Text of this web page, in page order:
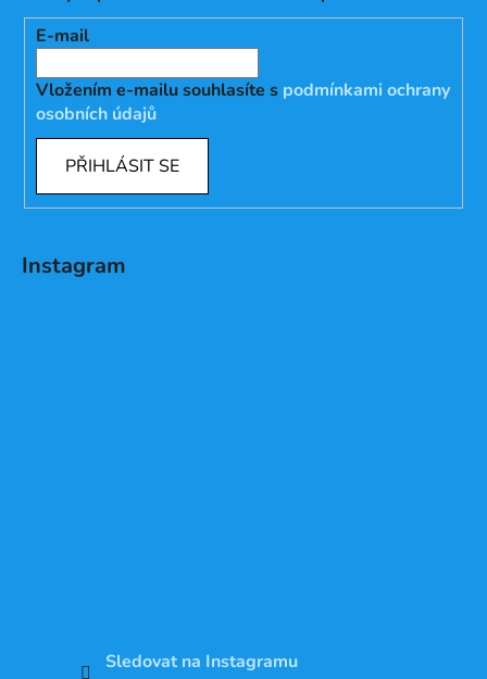
E-mail
Vložením e-mailu souhlasíte s podmínkami ochrany
osobních údajů
PŘIHLÁSIT SE
Instagram
Sledovat na Instagramu